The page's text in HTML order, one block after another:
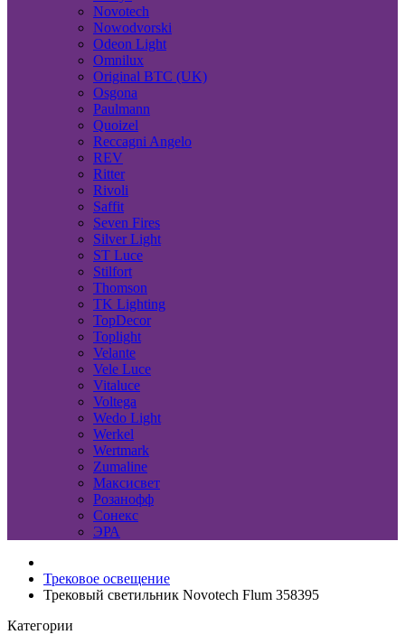
Novotech
Nowodvorski
Odeon Light
Omnilux
Original BTC (UK)
Osgona
Paulmann
Quoizel
Reccagni Angelo
REV
Ritter
Rivoli
Saffit
Seven Fires
Silver Light
ST Luce
Stilfort
Thomson
TK Lighting
TopDecor
Toplight
Velante
Vele Luce
Vitaluce
Voltega
Wedo Light
Werkel
Wertmark
Zumaline
Максисвет
Розанофф
Сонекс
ЭРА
Трековое освещение
Трековый светильник Novotech Flum 358395
Категории